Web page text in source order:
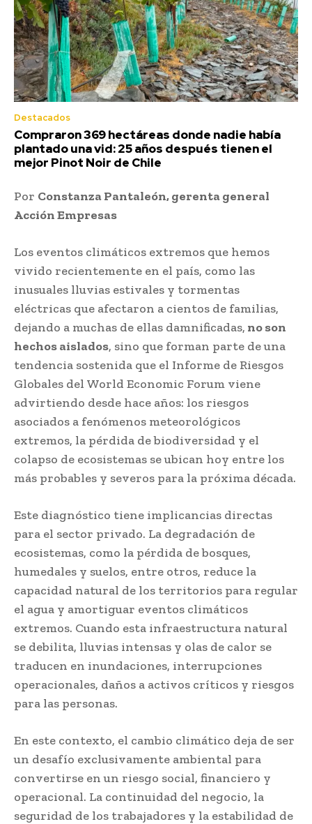
Destacados
Compraron 369 hectáreas donde nadie había
plantado una vid: 25 años después tienen el
mejor Pinot Noir de Chile
Por Constanza Pantaleón, gerenta general
Acción Empresas
Los eventos climáticos extremos que hemos
vivido recientemente en el país, como las
inusuales lluvias estivales y tormentas
eléctricas que afectaron a cientos de familias,
dejando a muchas de ellas damnificadas, no son
hechos aislados, sino que forman parte de una
tendencia sostenida que el Informe de Riesgos
Globales del World Economic Forum viene
advirtiendo desde hace años: los riesgos
asociados a fenómenos meteorológicos
extremos, la pérdida de biodiversidad y el
colapso de ecosistemas se ubican hoy entre los
más probables y severos para la próxima década.
Este diagnóstico tiene implicancias directas
para el sector privado. La degradación de
ecosistemas, como la pérdida de bosques,
humedales y suelos, entre otros, reduce la
capacidad natural de los territorios para regular
el agua y amortiguar eventos climáticos
extremos. Cuando esta infraestructura natural
se debilita, lluvias intensas y olas de calor se
traducen en inundaciones, interrupciones
operacionales, daños a activos críticos y riesgos
para las personas.
En este contexto, el cambio climático deja de ser
un desafío exclusivamente ambiental para
convertirse en un riesgo social, financiero y
operacional. La continuidad del negocio, la
seguridad de los trabajadores y la estabilidad de